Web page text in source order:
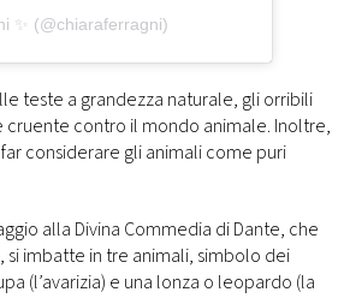
✨ (@chiaraferragni)
teste a grandezza naturale, gli orribili
contro il mondo animale. Inoltre,
considerare gli animali come puri
alla Divina Commedia di Dante, che
si imbatte in tre animali, simbolo dei
(l’avarizia) e una lonza o leopardo (la